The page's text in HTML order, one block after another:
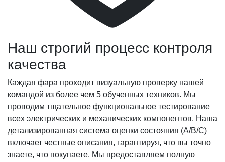
Наш строгий процесс контроля
качества
Каждая фара проходит визуальную проверку нашей
командой из более чем 5 обученных техников. Мы
проводим тщательное функциональное тестирование
всех электрических и механических компонентов. Наша
детализированная система оценки состояния (A/B/C)
включает честные описания, гарантируя, что вы точно
знаете, что покупаете. Мы предоставляем полную